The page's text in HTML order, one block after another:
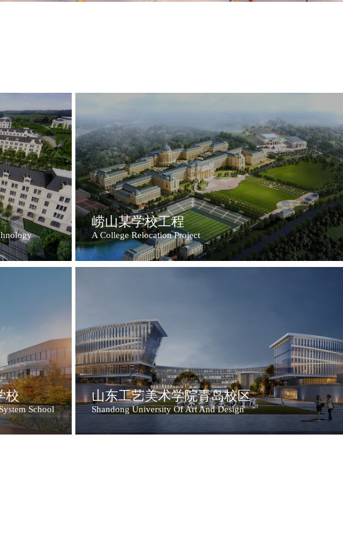
崂山某学校工程
A College Relocation Project
校
School
山东工艺美术学院青岛校区
Shandong University Of Art And Design